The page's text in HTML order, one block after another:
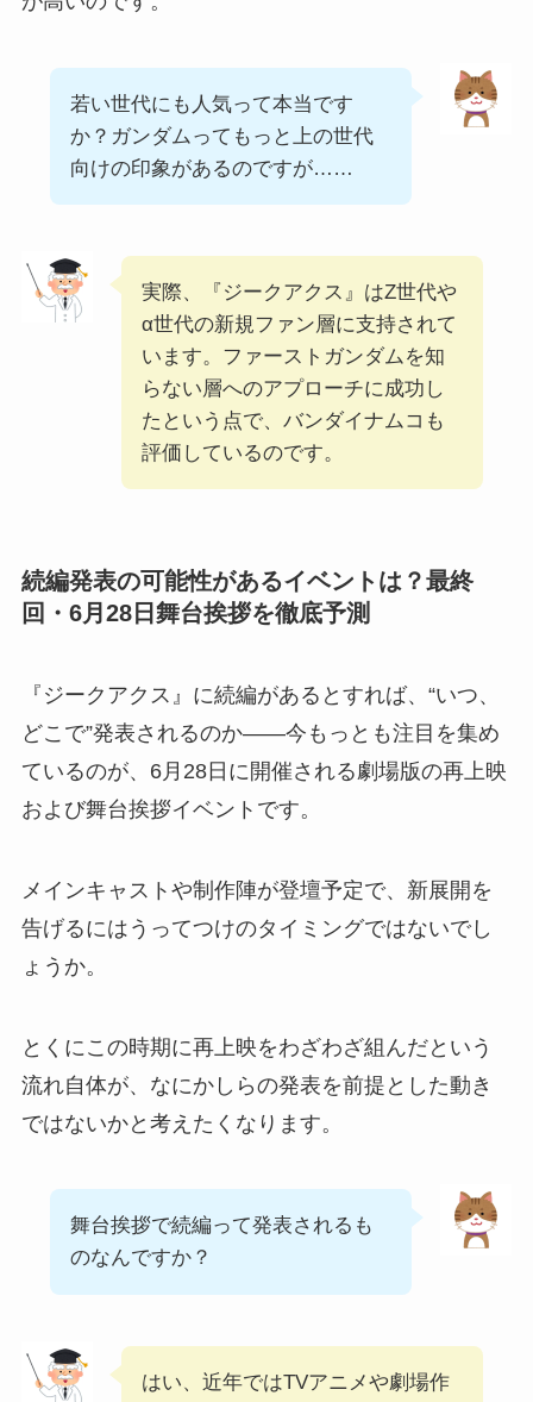
若い世代にも人気って本当です
か？ガンダムってもっと上の世代
向けの印象があるのですが……
実際、『ジークアクス』はZ世代や
α世代の新規ファン層に支持されて
います。ファーストガンダムを知
らない層へのアプローチに成功し
たという点で、バンダイナムコも
評価しているのです。
続編発表の可能性があるイベントは？最終
回・6月28日舞台挨拶を徹底予測
『ジークアクス』に続編があるとすれば、“いつ、
どこで”発表されるのか――今もっとも注目を集め
ているのが、6月28日に開催される劇場版の再上映
および舞台挨拶イベントです。
メインキャストや制作陣が登壇予定で、新展開を
告げるにはうってつけのタイミングではないでし
ょうか。
とくにこの時期に再上映をわざわざ組んだという
流れ自体が、なにかしらの発表を前提とした動き
ではないかと考えたくなります。
舞台挨拶で続編って発表されるも
のなんですか？
はい、近年ではTVアニメや劇場作